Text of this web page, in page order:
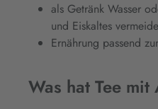
als Getränk Wasser
und Eiskaltes
Ernährung passend
Was hat Tee